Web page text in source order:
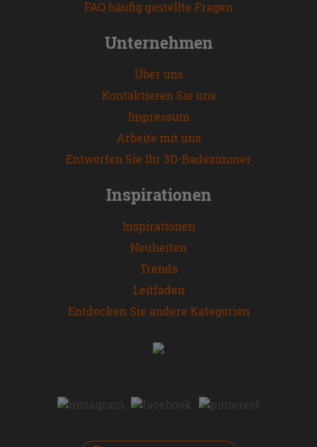
FAQ häufig gestellte Fragen
Unternehmen
Über uns
Kontaktieren Sie uns
Impressum
Arbeite mit uns
Entwerfen Sie Ihr 3D-Badezimmer
Inspirationen
Inspirationen
Neuheiten
Trends
Leitfaden
Entdecken Sie andere Kategorien